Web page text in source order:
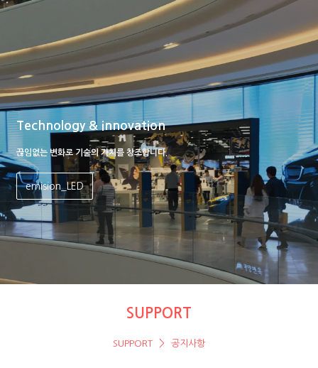
Technology & innovation
끊임없는 변화로 기술의 가치를 창조합니다.
emision_LED
SUPPORT
SUPPORT 공지사항